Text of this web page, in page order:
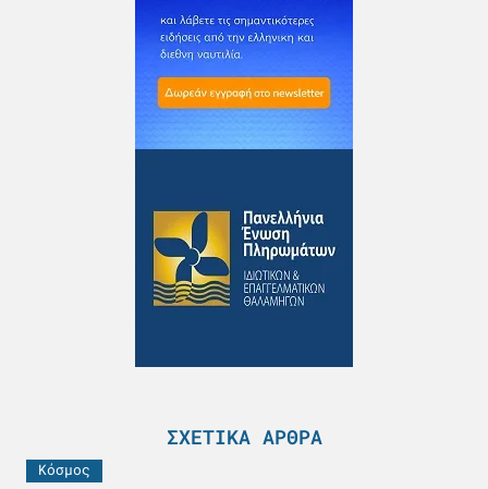
ΣΧΕΤΙΚΆ ΆΡΘΡΑ
Κόσμος